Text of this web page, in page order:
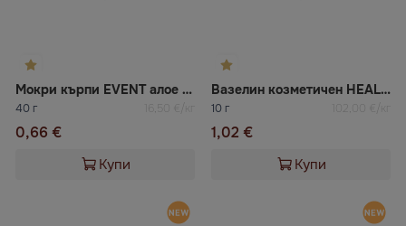
Мокри кърпи EVENT алое 15бр
40 г 16,50 €/кг
0,66 €
Купи
Вазелин козметичен HEALER COSMETICS
10 г 102,00 €/кг
1,02 €
Купи